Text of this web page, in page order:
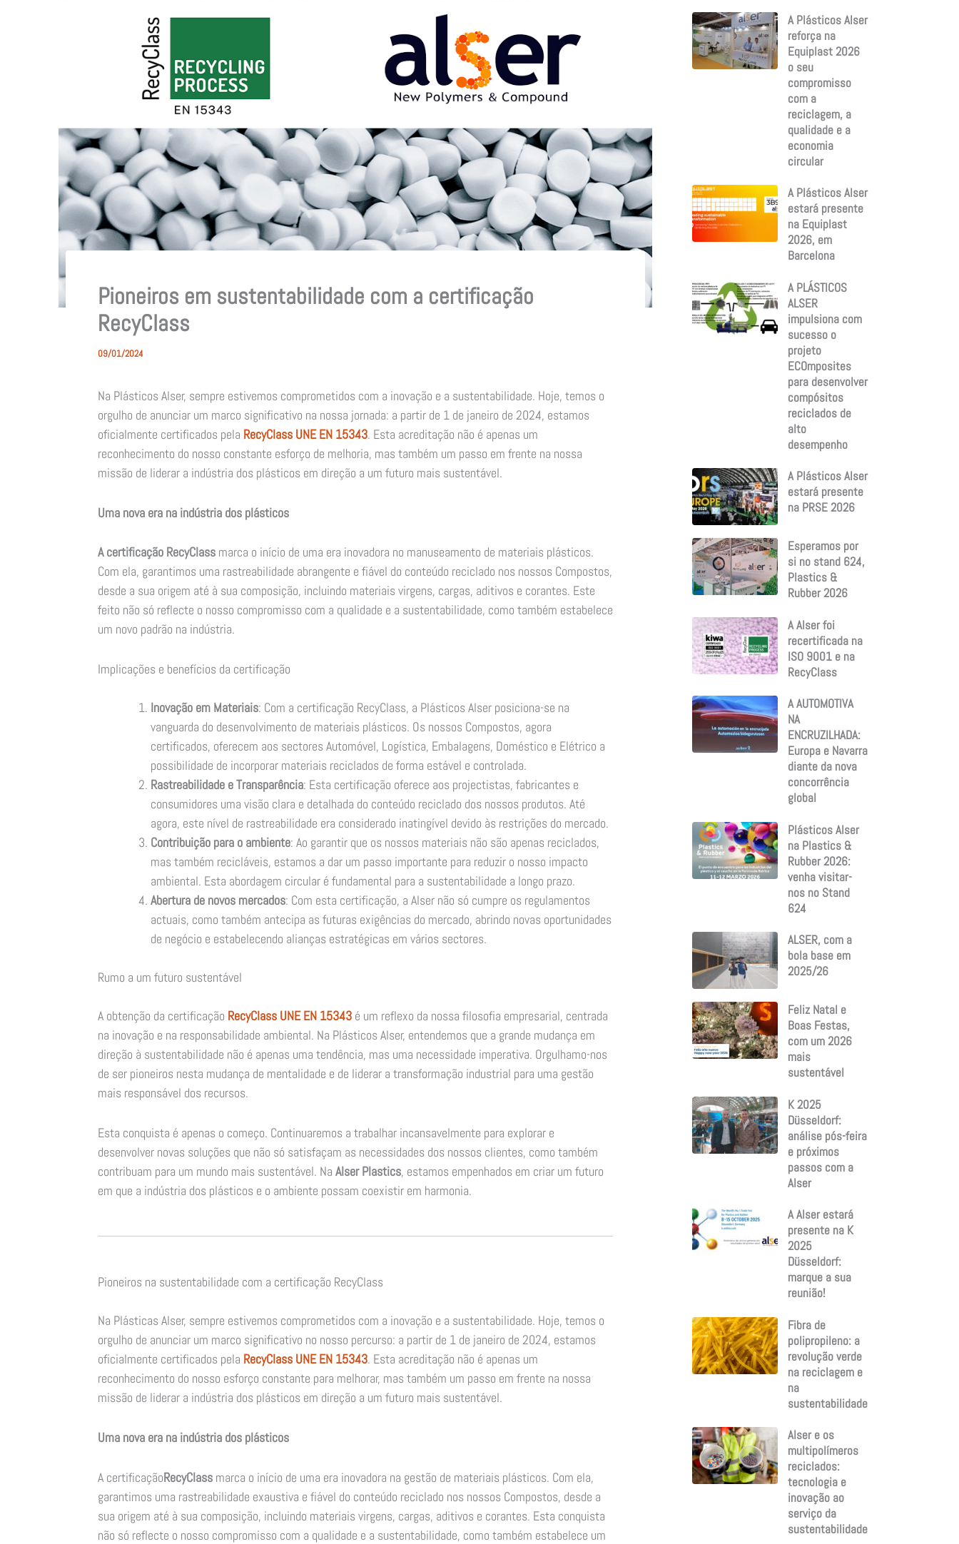
Pioneiros em sustentabilidade com a certificação
RecyClass
09/01/2024
Na Plásticos Alser, sempre estivemos comprometidos com a inovação e a sustentabilidade. Hoje, temos o
orgulho de anunciar um marco significativo na nossa jornada: a partir de 1 de janeiro de 2024, estamos
oficialmente certificados pela RecyClass UNE EN 15343. Esta acreditação não é apenas um
reconhecimento do nosso constante esforço de melhoria, mas também um passo em frente na nossa
missão de liderar a indústria dos plásticos em direção a um futuro mais sustentável.
Uma nova era na indústria dos plásticos
A certificação RecyClass marca o início de uma era inovadora no manuseamento de materiais plásticos.
Com ela, garantimos uma rastreabilidade abrangente e fiável do conteúdo reciclado nos nossos Compostos,
desde a sua origem até à sua composição, incluindo materiais virgens, cargas, aditivos e corantes. Este
feito não só reflecte o nosso compromisso com a qualidade e a sustentabilidade, como também estabelece
um novo padrão na indústria.
Implicações e benefícios da certificação
Inovação em Materiais: Com a certificação RecyClass, a Plásticos Alser posiciona-se na
vanguarda do desenvolvimento de materiais plásticos. Os nossos Compostos, agora
certificados, oferecem aos sectores Automóvel, Logística, Embalagens, Doméstico e Elétrico a
possibilidade de incorporar materiais reciclados de forma estável e controlada.
Rastreabilidade e Transparência: Esta certificação oferece aos projectistas, fabricantes e
consumidores uma visão clara e detalhada do conteúdo reciclado dos nossos produtos. Até
agora, este nível de rastreabilidade era considerado inatingível devido às restrições do mercado.
Contribuição para o ambiente: Ao garantir que os nossos materiais não são apenas reciclados,
mas também recicláveis, estamos a dar um passo importante para reduzir o nosso impacto
ambiental. Esta abordagem circular é fundamental para a sustentabilidade a longo prazo.
Abertura de novos mercados: Com esta certificação, a Alser não só cumpre os regulamentos
actuais, como também antecipa as futuras exigências do mercado, abrindo novas oportunidades
de negócio e estabelecendo alianças estratégicas em vários sectores.
Rumo a um futuro sustentável
A obtenção da certificação RecyClass UNE EN 15343 é um reflexo da nossa filosofia empresarial, centrada
na inovação e na responsabilidade ambiental. Na Plásticos Alser, entendemos que a grande mudança em
direção à sustentabilidade não é apenas uma tendência, mas uma necessidade imperativa. Orgulhamo-nos
de ser pioneiros nesta mudança de mentalidade e de liderar a transformação industrial para uma gestão
mais responsável dos recursos.
Esta conquista é apenas o começo. Continuaremos a trabalhar incansavelmente para explorar e
desenvolver novas soluções que não só satisfaçam as necessidades dos nossos clientes, como também
contribuam para um mundo mais sustentável. Na Alser Plastics, estamos empenhados em criar um futuro
em que a indústria dos plásticos e o ambiente possam coexistir em harmonia.
Pioneiros na sustentabilidade com a certificação RecyClass
Na Plásticas Alser, sempre estivemos comprometidos com a inovação e a sustentabilidade. Hoje, temos o
orgulho de anunciar um marco significativo no nosso percurso: a partir de 1 de janeiro de 2024, estamos
oficialmente certificados pela RecyClass UNE EN 15343. Esta acreditação não é apenas um
reconhecimento do nosso esforço constante para melhorar, mas também um passo em frente na nossa
missão de liderar a indústria dos plásticos em direção a um futuro mais sustentável.
Uma nova era na indústria dos plásticos
A certificaçãoRecyClass marca o início de uma era inovadora na gestão de materiais plásticos. Com ela,
garantimos uma rastreabilidade exaustiva e fiável do conteúdo reciclado nos nossos Compostos, desde a
sua origem até à sua composição, incluindo materiais virgens, cargas, aditivos e corantes. Esta conquista
não só reflecte o nosso compromisso com a qualidade e a sustentabilidade, como também estabelece um
A Plásticos Alser
reforça na
Equiplast 2026
o seu
compromisso
com a
reciclagem, a
qualidade e a
economia
circular
A Plásticos Alser
estará presente
na Equiplast
2026, em
Barcelona
A PLÁSTICOS
ALSER
impulsiona com
sucesso o
projeto
ECOmposites
para desenvolver
compósitos
reciclados de
alto
desempenho
A Plásticos Alser
estará presente
na PRSE 2026
Esperamos por
si no stand 624,
Plastics &
Rubber 2026
A Alser foi
recertificada na
ISO 9001 e na
RecyClass
A AUTOMOTIVA
NA
ENCRUZILHADA:
Europa e Navarra
diante da nova
concorrência
global
Plásticos Alser
na Plastics &
Rubber 2026:
venha visitar-
nos no Stand
624
ALSER, com a
bola base em
2025/26
Feliz Natal e
Boas Festas,
com um 2026
mais
sustentável
K 2025
Düsseldorf:
análise pós-feira
e próximos
passos com a
Alser
A Alser estará
presente na K
2025
Düsseldorf:
marque a sua
reunião!
Fibra de
polipropileno: a
revolução verde
na reciclagem e
na
sustentabilidade
Alser e os
multipolímeros
reciclados:
tecnologia e
inovação ao
serviço da
sustentabilidade